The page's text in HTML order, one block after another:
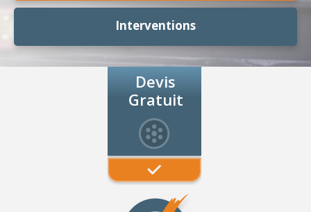
Interventions
Devis
Gratuit